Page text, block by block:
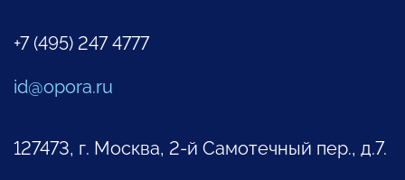
+7 (495) 247 4777
id@opora.ru
127473, г. Москва, 2-й Самотечный пер., д.7.